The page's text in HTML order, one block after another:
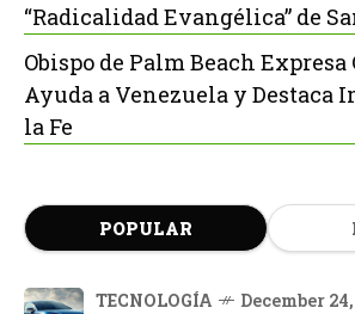
“Radicalidad Evangélica” de
Obispo de Palm Beach
Ayuda a Venezuela y Destaca
la Fe
POPULAR
TECNOLOGÍA December